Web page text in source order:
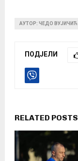
АУТОР: ЧЕДО ВУЈИЧИЋ
ПОДЈЕЛИ
RELATED POSTS